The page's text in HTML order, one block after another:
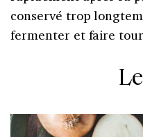
conservé trop
fermenter et faire